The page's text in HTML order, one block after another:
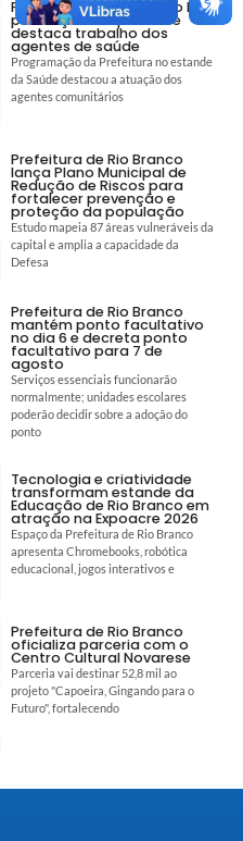
Prefeitura de Rio Branco leva
prevenção à Expoacre e
destaca trabalho dos
agentes de saúde
Programação da Prefeitura no estande
da Saúde destacou a atuação dos
agentes comunitários
Prefeitura de Rio Branco
lança Plano Municipal de
Redução de Riscos para
fortalecer prevenção e
proteção da população
Estudo mapeia 87 áreas vulneráveis da
capital e amplia a capacidade da
Defesa
Prefeitura de Rio Branco
mantém ponto facultativo
no dia 6 e decreta ponto
facultativo para 7 de
agosto
Serviços essenciais funcionarão
normalmente; unidades escolares
poderão decidir sobre a adoção do
ponto
Tecnologia e criatividade
transformam estande da
Educação de Rio Branco em
atração na Expoacre 2026
Espaço da Prefeitura de Rio Branco
apresenta Chromebooks, robótica
educacional, jogos interativos e
Prefeitura de Rio Branco
oficializa parceria com o
Centro Cultural Novarese
Parceria vai destinar 52,8 mil ao
projeto "Capoeira, Gingando para o
Futuro", fortalecendo